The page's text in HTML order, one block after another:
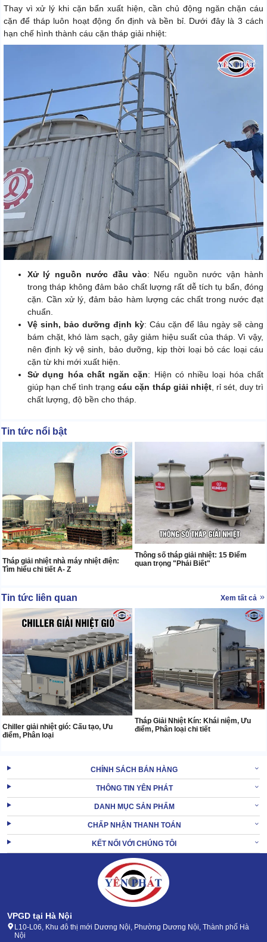
Thay vì xử lý khi cặn bẩn xuất hiện, cần chủ động ngăn chặn cáu
cặn để tháp luôn hoạt động ổn định và bền bỉ. Dưới đây là 3 cách
hạn chế hình thành cáu cặn tháp giải nhiệt:
Xử lý nguồn nước đầu vào: Nếu nguồn nước vận hành
trong tháp không đảm bảo chất lượng rất dễ tích tụ bẩn, đóng
cặn. Cần xử lý, đảm bảo hàm lượng các chất trong nước đạt
chuẩn.
Vệ sinh, bảo dưỡng định kỳ: Cáu cặn để lâu ngày sẽ càng
bám chặt, khó làm sạch, gây giảm hiệu suất của tháp. Vì vậy,
nên định kỳ vệ sinh, bảo dưỡng, kịp thời loại bỏ các loại cáu
cặn từ khi mới xuất hiện.
Sử dụng hóa chất ngăn cặn: Hiện có nhiều loại hóa chất
giúp hạn chế tình trạngcáu cặn tháp giải nhiệt, rỉ sét, duy trì
chất lượng, độ bền cho tháp.
Tin tức nổi bật
Tháp giải nhiệt nhà máy nhiệt điện:
Tìm hiểu chi tiết A- Z
Thông số tháp giải nhiệt: 15 Điểm
quan trọng "Phải Biết"
Tin tức liên quan Xem tất cả
Chiller giải nhiệt gió: Cấu tạo, Ưu
điểm, Phân loại
Tháp Giải Nhiệt Kín: Khái niệm, Ưu
điểm, Phân loại chi tiết
CHÍNH SÁCH BÁN HÀNG
THÔNG TIN YÊN PHÁT
DANH MỤC SẢN PHẨM
CHẤP NHẬN THANH TOÁN
KẾT NỐI VỚI CHÚNG TÔI
VPGD tại Hà Nội
L10-L06, Khu đô thị mới Dương Nội, Phường Dương Nội, Thành phố Hà
Nội